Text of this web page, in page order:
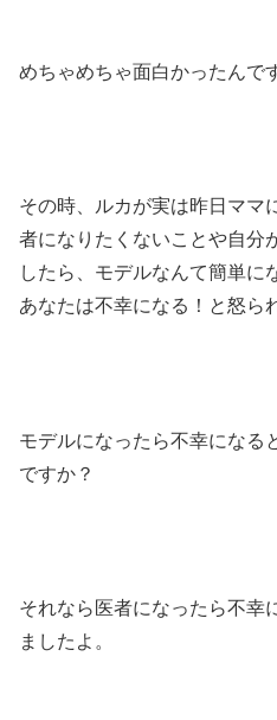
めちゃめちゃ面白かったんで
その時、ルカが実は昨日ママ
者になりたくないことや自分
したら、モデルなんて簡単に
あなたは不幸になる！と怒ら
モデルになったら不幸になる
ですか？
それなら医者になったら不幸
ましたよ。